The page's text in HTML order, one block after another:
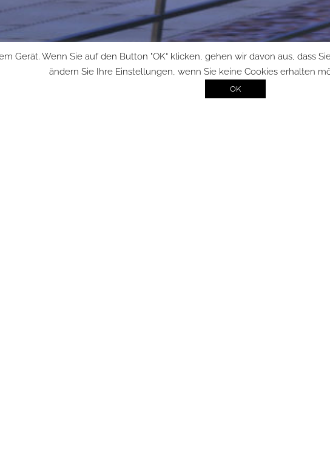
Gerät. Wenn Sie auf den Button "OK“ klicken, gehen wir davon aus, dass
ändern Sie Ihre Einstellungen, wenn Sie keine Cookies erhalten
OK